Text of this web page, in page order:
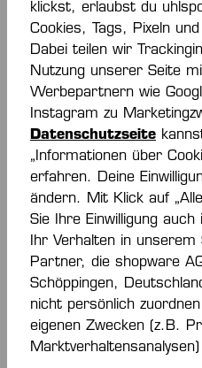
Ich habe die
Kenntnis genommen
bin mit ihnen
IMMER
UND
Sei der Erste bei
Aktionen.
klickst, erlaubst du
Cookies, Tags, Pixeln
Dabei teilen wir
Nutzung unserer Seite
Werbepartnern wie
Instagram zu
Datenschutzseite
„Informationen über
erfahren. Deine
ändern. Mit Klick auf
Sie Ihre Einwilligung
Ihr Verhalten in unserem
Partner, die shopware
Schöppingen,
nicht persönlich
eigenen Zwecken (z.B.